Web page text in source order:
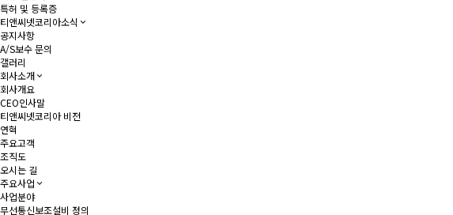
특허 및 등록증
티앤씨넷코리아소식
공지사항
A/S보수 문의
갤러리
회사소개
회사개요
CEO인사말
티앤씨넷코리아 비전
연혁
주요고객
조직도
오시는 길
주요사업
사업분야
무선통신보조설비 정의